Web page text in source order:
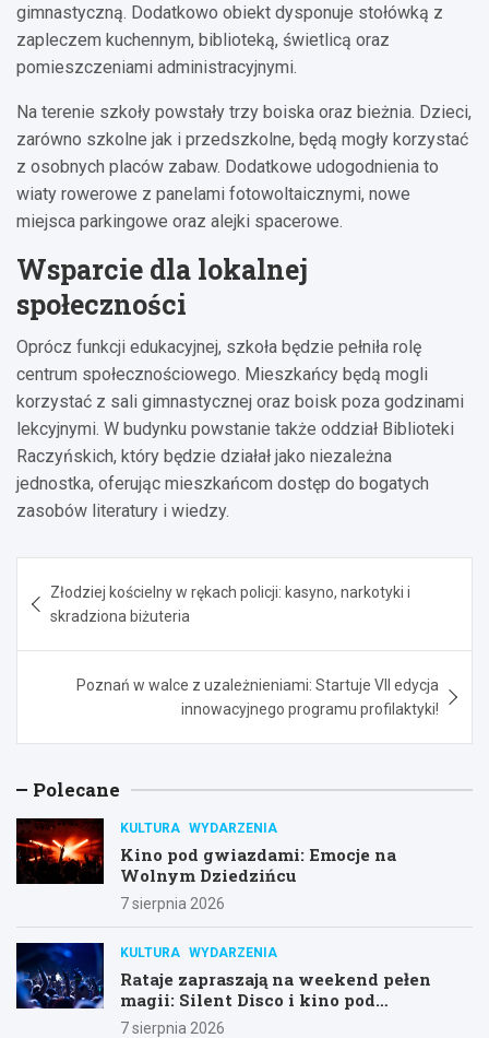
gimnastyczną. Dodatkowo obiekt dysponuje stołówką z
zapleczem kuchennym, biblioteką, świetlicą oraz
pomieszczeniami administracyjnymi.
Na terenie szkoły powstały trzy boiska oraz bieżnia. Dzieci,
zarówno szkolne jak i przedszkolne, będą mogły korzystać
z osobnych placów zabaw. Dodatkowe udogodnienia to
wiaty rowerowe z panelami fotowoltaicznymi, nowe
miejsca parkingowe oraz alejki spacerowe.
Wsparcie dla lokalnej
społeczności
Oprócz funkcji edukacyjnej, szkoła będzie pełniła rolę
centrum społecznościowego. Mieszkańcy będą mogli
korzystać z sali gimnastycznej oraz boisk poza godzinami
lekcyjnymi. W budynku powstanie także oddział Biblioteki
Raczyńskich, który będzie działał jako niezależna
jednostka, oferując mieszkańcom dostęp do bogatych
zasobów literatury i wiedzy.
wpisu
Złodziej kościelny w rękach policji: kasyno, narkotyki i
skradziona biżuteria
Poznań w walce z uzależnieniami: Startuje VII edycja
innowacyjnego programu profilaktyki!
Polecane
KULTURA WYDARZENIA
Kino pod gwiazdami: Emocje na
Wolnym Dziedzińcu
7 sierpnia 2026
KULTURA WYDARZENIA
Rataje zapraszają na weekend pełen
magii: Silent Disco i kino pod
gwiazdami!
7 sierpnia 2026